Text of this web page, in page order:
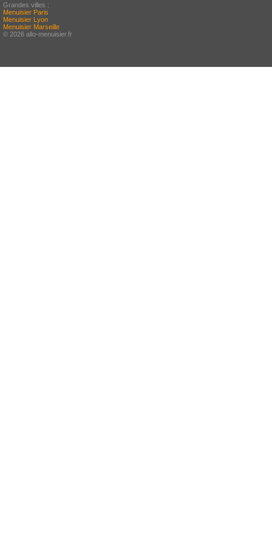
Grandes villes :
Menuisier Paris
Menuisier Lyon
Menuisier Marseille
© 2026 allo-menuisier.fr